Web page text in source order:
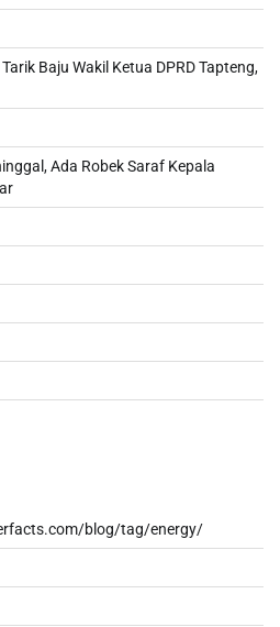
Baju Wakil Ketua DPRD Tapteng,
Ada Robek Saraf Kepala
blog/tag/energy/